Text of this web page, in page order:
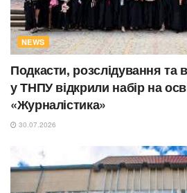
NEWS
Подкасти, розслідування та
у ТНПУ відкрили набір на
«Журналістика»
30.07.2026